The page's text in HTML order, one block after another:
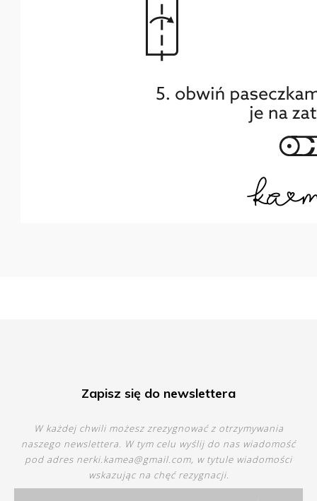
Zapisz się do newslettera
W każdej chwili możesz zrezygnować z otrzymywania
naszego newslettera. W tym celu wyślij do nas wiadomość
pod adres nerki.kamea@gmail.com, w tytule wiadomości
wskazując na chęć rezygnacji.